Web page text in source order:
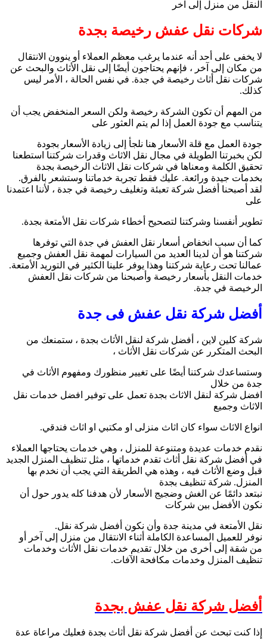
النقل من منزل إلى آخر
شركات نقل عفش رخيصة بجدة
لا يخفى على أحد أنه عندما يرغب معظم العملاء أو ينوون الانتقال
من مكان إلى آخر ، فإنهم يحتاجون أيضًا إلى نقل الأثاث والبحث عن
شركات نقل أثاث رخيصة في جدة. في نفس الحالة ، الأمر ليس
كذلك.
من المهم أن تكون الشركة رخيصة ولكن السعر المنخفض يجب أن
يتناسب مع جودة العمل إذا لم يتم العثور على
جودة العمل مع قلة الأسعار هنا نلجأ إلى زيادة الأسعار بجودة
لكن بخبرتنا الطويلة في مجال نقل الاثاث وقدرات شركتنا استطعنا
تحقيق الكلمة ومعناها في شركات نقل الاثاث الرخيصة بجدة
بخدمات جيدة ورائعة. عليك فقط تجربة خدماتنا وستشعر بالفرق.
لقد أصبحنا أفضل شركة تعبئة وتغليف رخيصة في جدة ، لأننا اعتمدنا
على
تطوير أنفسنا وشركتنا لتصحيح أخطاء شركات نقل الأمتعة بجدة.
كما أن سبب انخفاض أسعار نقل العفش في جدة التي توفرها
شركتنا هو أن لدينا العديد من السيارات لمهمة نقل العفش وجميع
عمالنا تحت رعاية شركتنا وهذا يوفر علينا الكثير في التوريد الأمتعة.
خدمات النقل بأسعار رخيصة وأصبحنا من شركات نقل العفش
الرخيصة في جدة.
أفضل شركة نقل عفش فى جدة
شركة كلين لاين ، أفضل شركة لنقل الأثاث بجدة ، ستمنعك من
البحث المتكرر عن شركات نقل الأثاث ،
وستساعدك شركتنا أيضًا على تغيير منظورك ومفهوم الأثاث في
جدة من خلال
افضل شركة لنقل الاثاث بجدة تعمل على توفير افضل خدمات نقل
الاثاث وجميع
انواع الاثاث سواء كان اثاث منزلى او مكتبي او اثاث فندقي.
نقدم خدمات عديدة ومتنوعة للمنزل ، وهي خدمات يحتاجها العملاء
في أفضل شركة نقل أثاث تقدم خدماتها ، مثل تنظيف المنزل الجديد
قبل وضع الأثاث فيه ، وهذه هي الطريقة التي يجب أن نخدم بها
المنزل. شركة تنظيف بجدة
نبتعد دائمًا عن الغش وضجيج الأسعار لأن هدفنا كله يدور حول أن
نكون الأفضل بين شركات
نقل الأمتعة في مدينة جدة وأن نكون أفضل شركة نقل.
نوفر للعميل المساعدة الكاملة أثناء الانتقال من منزل إلى آخر أو
من شقة إلى أخرى من خلال تقديم خدمات نقل الأثاث وخدمات
تنظيف المنزل وخدمات مكافحة الآفات.
أفضل شركة نقل عفش بجدة
إذا كنت تبحث عن أفضل شركة نقل أثاث بجدة فعليك مراعاة عدة